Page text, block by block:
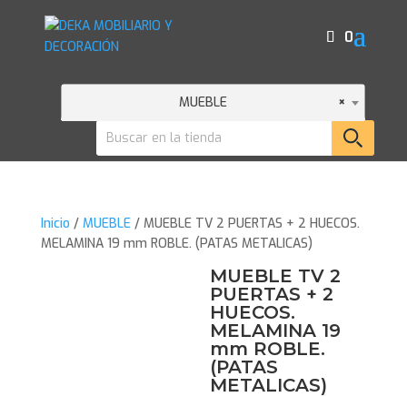
0
×
MUEBLE
Inicio / MUEBLE/ MUEBLE TV 2 PUERTAS + 2 HUECOS.
MELAMINA 19 mm ROBLE. (PATAS METALICAS)
MUEBLE TV 2
PUERTAS + 2
HUECOS.
MELAMINA 19
mm ROBLE.
(PATAS
METALICAS)